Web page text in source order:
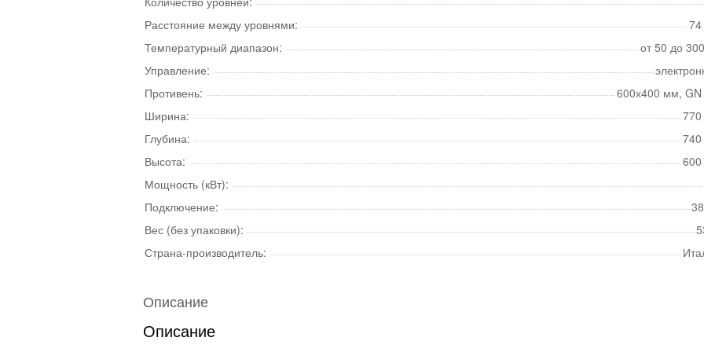
Расстояние между уровнями:
Температурный диапазон:
от 50 до
Управление:
Противень:
600х400 мм,
Ширина:
Глубина:
Высота:
Мощность (кВт):
Подключение:
Вес (без упаковки):
Страна-производитель:
Описание
Описание